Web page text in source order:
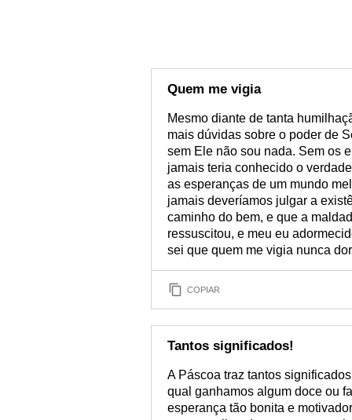
Quem me vigia
Mesmo diante de tanta
mais dúvidas sobre o poder de
sem Ele não sou nada. Sem os
jamais teria conhecido o
as esperanças de um mundo
jamais deveríamos julgar a
caminho do bem, e que a
ressuscitou, e meu eu
sei que quem me vigia nunca
COPIAR
Tantos significados!
A Páscoa traz tantos
qual ganhamos algum doce ou
esperança tão bonita e